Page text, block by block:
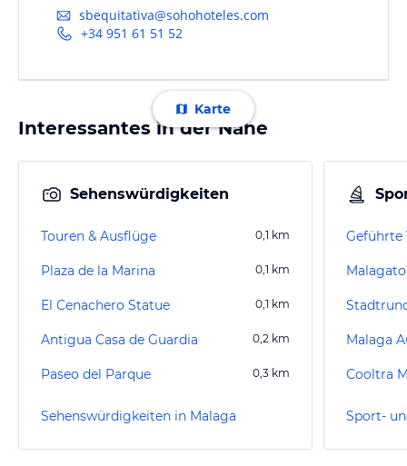
sbequitativa@sohohoteles.com
+34 951 61 51 52
Karte
Interessantes in der Nähe
Sehenswürdigkeiten
Touren & Ausflüge 0,1 km
Plaza de la Marina 0,1 km
El Cenachero Statue 0,1 km
Antigua Casa de Guardia 0,2 km
Paseo del Parque 0,3 km
Sehenswürdigkeiten in Malaga
Geführte
Malaga
Cooltra
Sport-